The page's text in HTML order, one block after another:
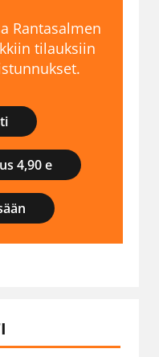
Rantasalmen
tilauksiin
4,90 e